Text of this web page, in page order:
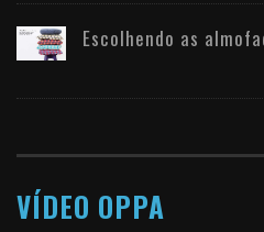
Escolhendo as
VÍDEO OPPA